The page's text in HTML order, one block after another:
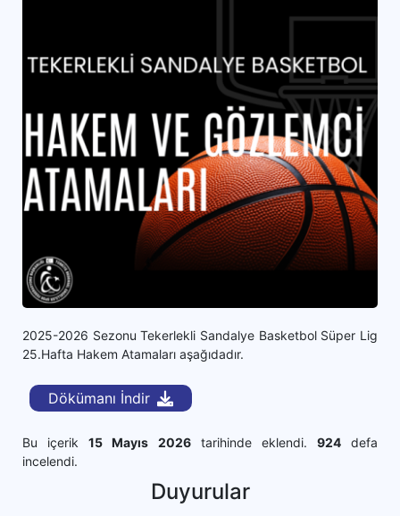
2025-2026 Sezonu Tekerlekli Sandalye Basketbol Süper Lig
25.Hafta Hakem Atamaları aşağıdadır.
Dökümanı İndir
Bu içerik15 Mayıs 2026tarihinde eklendi. 924defa
incelendi.
Duyurular